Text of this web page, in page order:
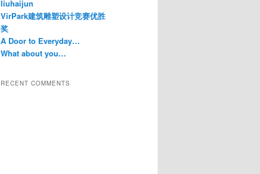
liuhaijun
VirPark建筑雕塑设计竞赛优胜
奖
A Door to Everyday…
What about you…
RECENT COMMENTS